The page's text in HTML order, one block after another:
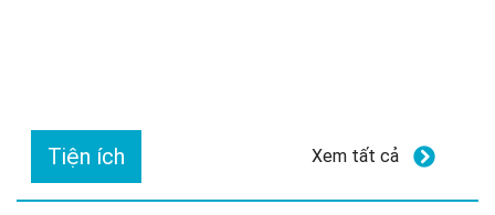
Tiện ích Xem tất cả